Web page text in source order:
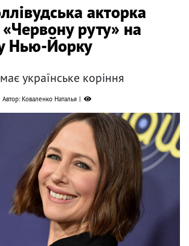
акторка
«Червону руту» на
Нью-Йорку
українське коріння
Автор: Коваленко Наталья